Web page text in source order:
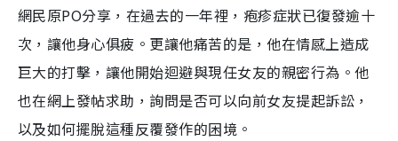
網民原PO分享，在過去的一年裡，疱疹症狀已復發逾十
次，讓他身心俱疲。更讓他痛苦的是，他在情感上造成
巨大的打擊，讓他開始迴避與現任女友的親密行為。他
也在網上發帖求助，詢問是否可以向前女友提起訴訟，
以及如何擺脫這種反覆發作的困境。